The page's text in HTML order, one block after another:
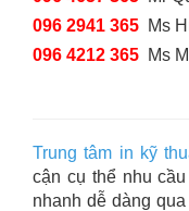
096 2941 365 Ms
096 4212 365 Ms
Trung tâm in kỹ
cận cụ thể nhu
nhanh dễ dàng